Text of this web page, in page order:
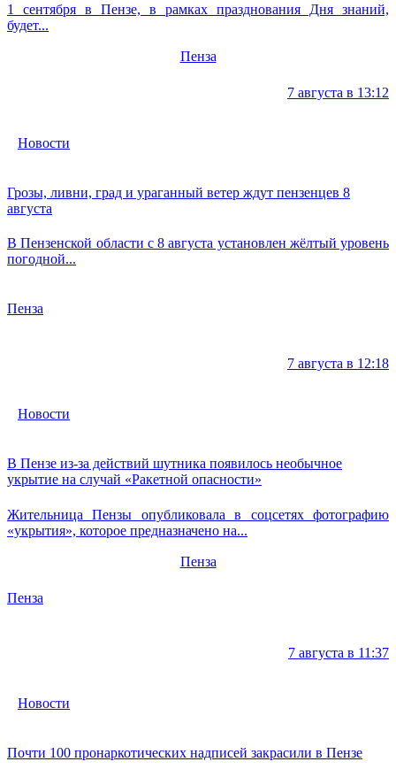
1 сентября в Пензе, в рамках празднования Дня знаний,
будет...
Пенза
7 августа в 13:12
Новости
Грозы, ливни, град и ураганный ветер ждут пензенцев 8
августа
В Пензенской области с 8 августа установлен жёлтый уровень
погодной...
Пенза
7 августа в 12:18
Новости
В Пензе из-за действий шутника появилось необычное
укрытие на случай «Ракетной опасности»
Жительница Пензы опубликовала в соцсетях фотографию
«укрытия», которое предназначено на...
Пенза
Пенза
7 августа в 11:37
Новости
Почти 100 пронаркотических надписей закрасили в Пензе